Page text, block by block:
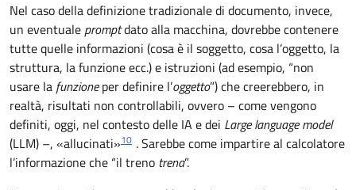
Nel caso della definizione tradizionale di documento, invece,
un eventuale promptdato alla macchina, dovrebbe contenere
tutte quelle informazioni (cosa è il soggetto, cosa l’oggetto, la
struttura, la funzione ecc.) e istruzioni (ad esempio, “non
usare la funzioneper definire l’oggetto”) che creerebbero, in
realtà, risultati non controllabili, ovvero – come vengono
definiti, oggi, nel contesto delle IA e dei Large language model
(LLM) –, «allucinati»10 . Sarebbe come impartire al calcolatore
l’informazione che “il treno trena”.